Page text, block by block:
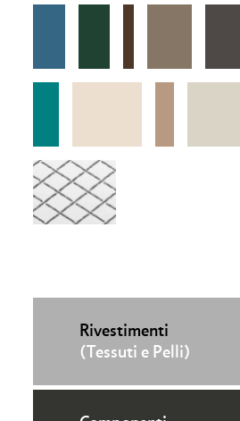
Rivestimenti
(Tessuti e Pelli)